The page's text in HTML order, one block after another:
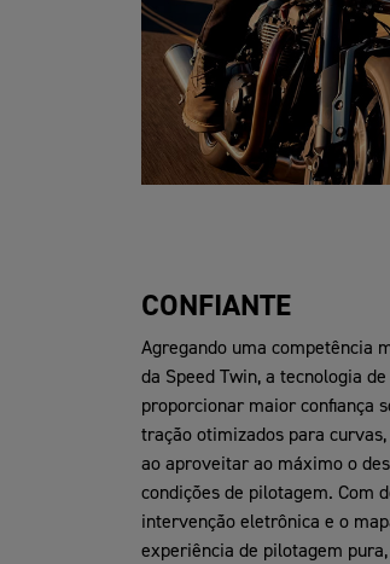
CONFIANTE
Agregando uma competência
da Speed Twin, a tecnologia
proporcionar maior confiança
tração otimizados para
ao aproveitar ao máximo o
condições de pilotagem. Com
intervenção eletrônica e o
experiência de pilotagem